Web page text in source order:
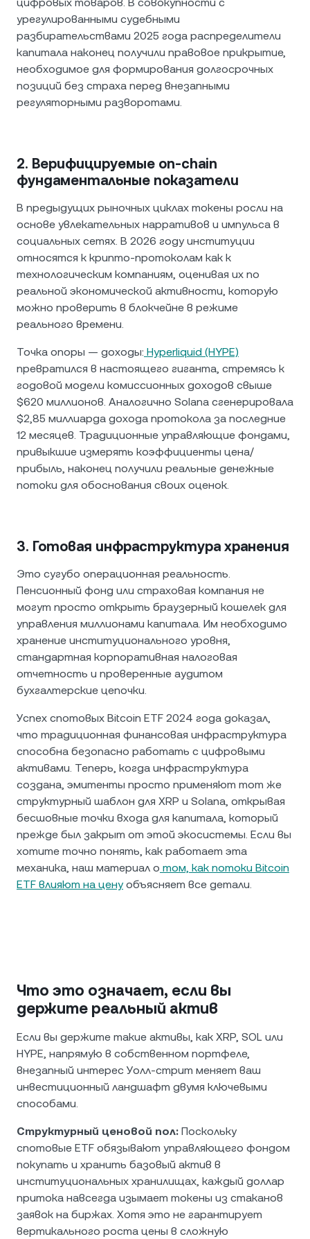
урегулированными судебными
разбирательствами 2025 года распределители
капитала наконец получили правовое прикрытие,
необходимое для формирования долгосрочных
позиций без страха перед внезапными
регуляторными разворотами.
2. Верифицируемые on-chain
фундаментальные показатели
В предыдущих рыночных циклах токены росли на
основе увлекательных нарративов и импульса в
социальных сетях. В 2026 году институции
относятся к крипто-протоколам как к
технологическим компаниям, оценивая их по
реальной экономической активности, которую
можно проверить в блокчейне в режиме
реального времени.
Точка опоры — доходы: Hyperliquid (HYPE)
превратился в настоящего гиганта, стремясь к
годовой модели комиссионных доходов свыше
$620 миллионов. Аналогично Solana сгенерировала
$2,85 миллиарда дохода протокола за последние
12 месяцев. Традиционные управляющие фондами,
привыкшие измерять коэффициенты цена/
прибыль, наконец получили реальные денежные
потоки для обоснования своих оценок.
3. Готовая инфраструктура хранения
Это сугубо операционная реальность.
Пенсионный фонд или страховая компания не
могут просто открыть браузерный кошелек для
управления миллионами капитала. Им необходимо
хранение институционального уровня,
стандартная корпоративная налоговая
отчетность и проверенные аудитом
бухгалтерские цепочки.
Успех спотовых Bitcoin ETF 2024 года доказал,
что традиционная финансовая инфраструктура
способна безопасно работать с цифровыми
активами. Теперь, когда инфраструктура
создана, эмитенты просто применяют тот же
структурный шаблон для XRP и Solana, открывая
бесшовные точки входа для капитала, который
прежде был закрыт от этой экосистемы. Если вы
хотите точно понять, как работает эта
механика, наш материал о том, как потоки Bitcoin
ETF влияют на ценуобъясняет все детали.
Что это означает, если вы
держите реальный актив
Если вы держите такие активы, как XRP, SOL или
HYPE, напрямую в собственном портфеле,
внезапный интерес Уолл-стрит меняет ваш
инвестиционный ландшафт двумя ключевыми
способами.
Структурный ценовой пол: Поскольку
спотовые ETF обязывают управляющего фондом
покупать и хранить базовый актив в
институциональных хранилищах, каждый доллар
притока навсегда изымает токены из стаканов
заявок на биржах. Хотя это не гарантирует
вертикального роста цены в сложную